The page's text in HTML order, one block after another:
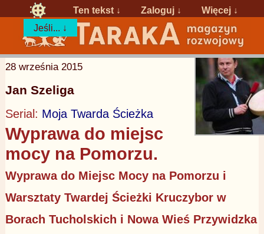
Ten tekst ↓ Zaloguj ↓
Więcej ↓
Jeśli... ↓
28 września 2015
Jan Szeliga
Serial: Moja Twarda Ścieżka
Wyprawa do miejsc
mocy na Pomorzu.
Wyprawa do Miejsc Mocy na Pomorzu i
Warsztaty Twardej Ścieżki Kruczybor w
Borach Tucholskich i Nowa Wieś Przywidzka